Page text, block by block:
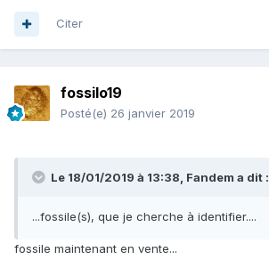
Citer
fossilo19
Posté(e) 26 janvier 2019
Le 18/01/2019 à 13:38, Fandem a dit :
...fossile(s), que je cherche à identifier....
fossile maintenant en vente...